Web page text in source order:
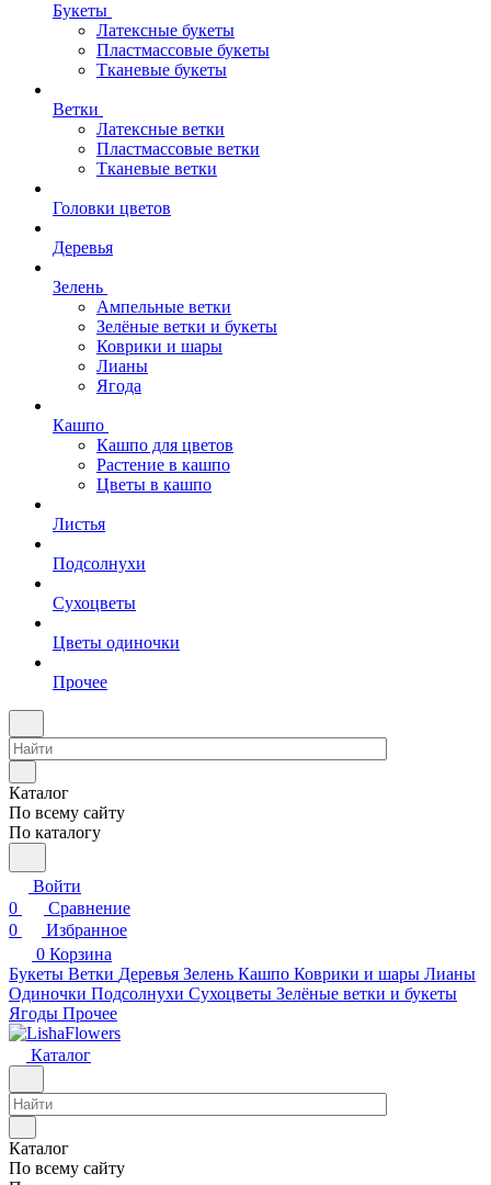
Букеты
Латексные букеты
Пластмассовые букеты
Тканевые букеты
Ветки
Латексные ветки
Пластмассовые ветки
Тканевые ветки
Головки цветов
Деревья
Зелень
Ампельные ветки
Зелёные ветки и букеты
Коврики и шары
Лианы
Ягода
Кашпо
Кашпо для цветов
Растение в кашпо
Цветы в кашпо
Листья
Подсолнухи
Сухоцветы
Цветы одиночки
Прочее
Каталог
По всему сайту
По каталогу
Войти
0
Сравнение
0
Избранное
0 Корзина
Букеты Ветки Деревья Зелень Кашпо Коврики и шары Лианы
Одиночки Подсолнухи Сухоцветы Зелёные ветки и букеты
Ягоды Прочее
Каталог
Каталог
По всему сайту